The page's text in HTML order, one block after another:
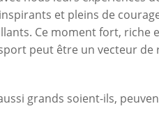
et pleins de
Ce moment fort, riche
peut être un vecteur de
grands soient-ils,